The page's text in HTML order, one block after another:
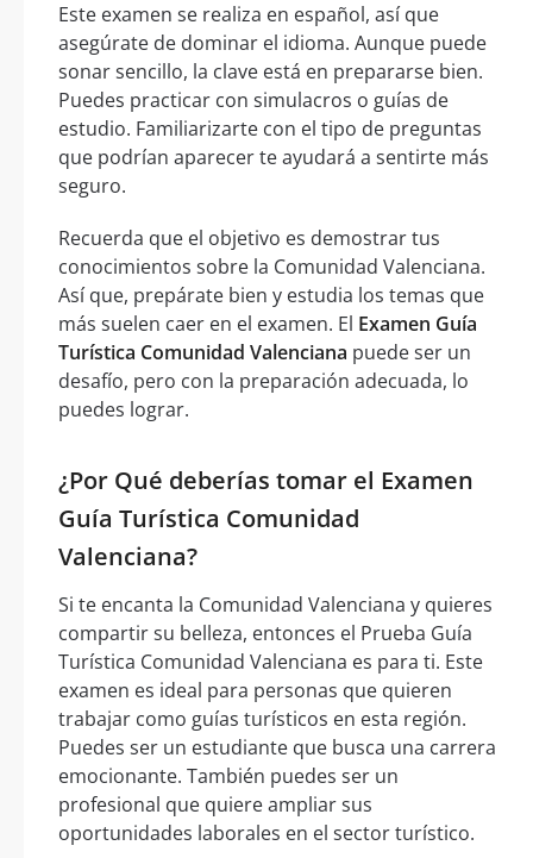
Este examen se realiza en español, así que
asegúrate de dominar el idioma. Aunque puede
sonar sencillo, la clave está en prepararse bien.
Puedes practicar con simulacros o guías de
estudio. Familiarizarte con el tipo de preguntas
que podrían aparecer te ayudará a sentirte más
seguro.
Recuerda que el objetivo es demostrar tus
conocimientos sobre la Comunidad Valenciana.
Así que, prepárate bien y estudia los temas que
más suelen caer en el examen. El Examen Guía
Turística Comunidad Valenciana puede ser un
desafío, pero con la preparación adecuada, lo
puedes lograr.
¿Por Qué deberías tomar el Examen
Guía Turística Comunidad
Valenciana?
Si te encanta la Comunidad Valenciana y quieres
compartir su belleza, entonces el Prueba Guía
Turística Comunidad Valenciana es para ti. Este
examen es ideal para personas que quieren
trabajar como guías turísticos en esta región.
Puedes ser un estudiante que busca una carrera
emocionante. También puedes ser un
profesional que quiere ampliar sus
oportunidades laborales en el sector turístico.